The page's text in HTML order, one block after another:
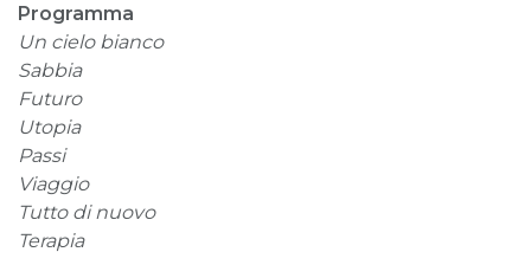
Programma
Un cielo bianco
Sabbia
Futuro
Utopia
Passi
Viaggio
Tutto di nuovo
Terapia